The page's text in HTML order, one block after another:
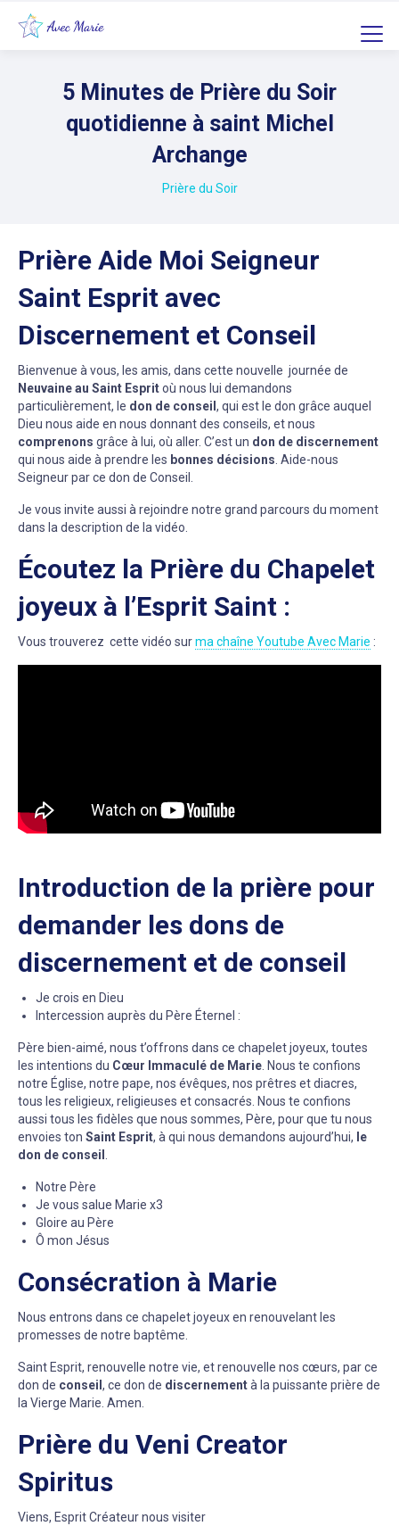
5 Minutes de Prière du Soir
quotidienne à saint Michel
Archange
Prière du Soir
Prière Aide Moi Seigneur
Saint Esprit avec
Discernement et Conseil
Bienvenue à vous, les amis, dans cette nouvelle journée de
Neuvaine au Saint Espritoù nous lui demandons
particulièrement, le don de conseil , qui est le don grâce auquel
Dieu nous aide en nous donnant des conseils, et nous
comprenons grâce à lui, où aller. C’est un don de discernement
qui nous aide à prendre les bonnes décisions . Aide-nous
Seigneur par ce don de Conseil.
Je vous invite aussi à rejoindre notre grand parcours du moment
dans la description de la vidéo.
Écoutez la Prière du Chapelet
joyeux à l’Esprit Saint :
Vous trouverez cette vidéo surma chaîne Youtube Avec Marie :
Introduction de la prière pour
demander les dons de
discernement et de conseil
Je crois en Dieu
Intercession auprès du Père Éternel :
Père bien-aimé, nous t’offrons dans ce chapelet joyeux, toutes
les intentions du Cœur Immaculé de Marie. Nous te confions
notre Église, notre pape, nos évêques, nos prêtres et diacres,
tous les religieux, religieuses et consacrés. Nous te confions
aussi tous les fidèles que nous sommes, Père, pour que tu nous
envoies ton Saint Esprit, à qui nous demandons aujourd’hui, le
don de conseil .
Notre Père
Je vous salue Marie x3
Gloire au Père
Ô mon Jésus
Consécration à Marie
Nous entrons dans ce chapelet joyeux en renouvelant les
promesses de notre baptême.
Saint Esprit, renouvelle notre vie, et renouvelle nos cœurs, par ce
don de conseil , ce don de discernementà la puissante prière de
la Vierge Marie. Amen.
Prière du Veni Creator
Spiritus
Viens, Esprit Créateur nous visiter